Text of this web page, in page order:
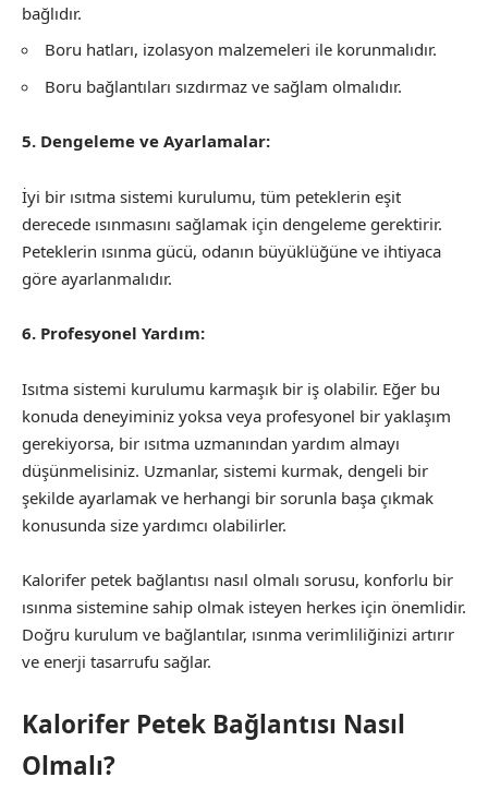
bağlıdır.
Boru hatları, izolasyon malzemeleri ile korunmalıdır.
Boru bağlantıları sızdırmaz ve sağlam olmalıdır.
5. Dengeleme ve Ayarlamalar:
İyi bir ısıtma sistemi kurulumu, tüm peteklerin eşit
derecede ısınmasını sağlamak için dengeleme gerektirir.
Peteklerin ısınma gücü, odanın büyüklüğüne ve ihtiyaca
göre ayarlanmalıdır.
6. Profesyonel Yardım:
Isıtma sistemi kurulumu karmaşık bir iş olabilir. Eğer bu
konuda deneyiminiz yoksa veya profesyonel bir yaklaşım
gerekiyorsa, bir ısıtma uzmanından yardım almayı
düşünmelisiniz. Uzmanlar, sistemi kurmak, dengeli bir
şekilde ayarlamak ve herhangi bir sorunla başa çıkmak
konusunda size yardımcı olabilirler.
Kalorifer petek bağlantısı nasıl olmalı sorusu, konforlu bir
ısınma sistemine sahip olmak isteyen herkes için önemlidir.
Doğru kurulum ve bağlantılar, ısınma verimliliğinizi artırır
ve enerji tasarrufu sağlar.
Kalorifer Petek Bağlantısı Nasıl
Olmalı?